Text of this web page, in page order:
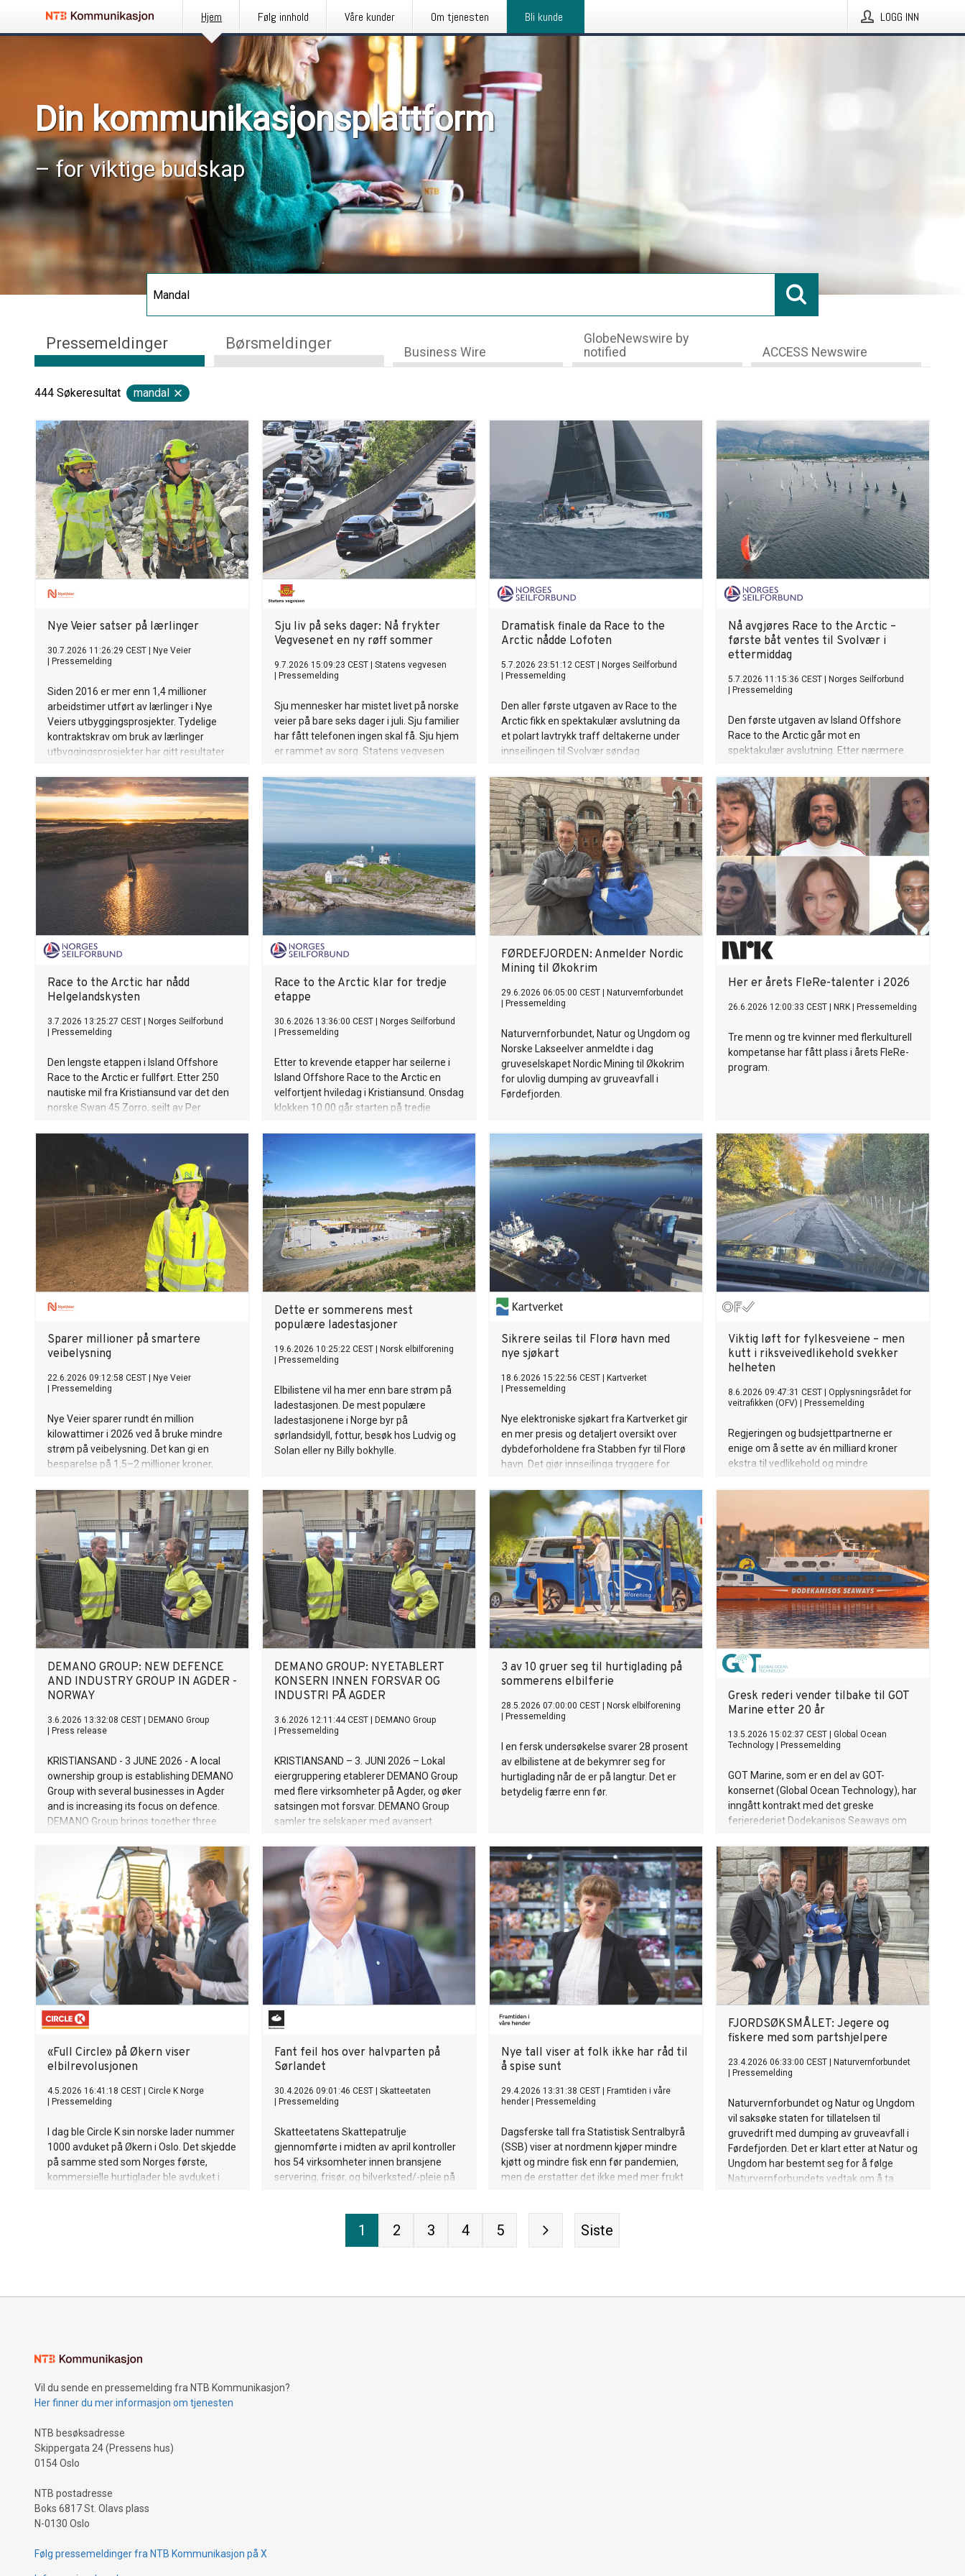
Hjem Følg innhold Våre kunder Om tjenesten Bli kunde LOGG INN
Din kommunikasjonsplattform
– for viktige budskap
Pressemeldinger Børsmeldinger Business Wire
GlobeNewswire by
notified
ACCESS Newswire
444 Søkeresultat mandal
Nye Veier satser på lærlinger
30.7.2026 11:26:29 CEST
Nye Veier
Pressemelding
Siden 2016 er mer enn 1,4 millioner
arbeidstimer utført av lærlinger i Nye
Veiers utbyggingsprosjekter. Tydelige
kontraktskrav om bruk av lærlinger
utbyggingsprosjekter har gitt resultater
lærlinger fagprøve i prosjektet E39
Mandal-Blørstad i Lindesnes, Agder.
Sju liv på seks dager: Nå frykter
Vegvesenet en ny røff sommer
9.7.2026 15:09:23 CEST
Statens vegvesen
Pressemelding
Sju mennesker har mistet livet på norske
veier på bare seks dager i juli. Sju familier
har fått telefonen ingen skal få. Sju hjem
er rammet av sorg. Statens vegvesen
utvikle seg til en ny tragediesommer på
norske veier.
Dramatisk finale da Race to the
Arctic nådde Lofoten
5.7.2026 23:51:12 CEST
Norges Seilforbund
Pressemelding
Den aller første utgaven av Race to the
Arctic fikk en spektakulær avslutning da
et polart lavtrykk traff deltakerne under
innseilingen til Svolvær søndag
Nå avgjøres Race to the Arctic –
første båt ventes til Svolvær i
ettermiddag
5.7.2026 11:15:36 CEST
Norges Seilforbund
Pressemelding
Den første utgaven av Island Offshore
Race to the Arctic går mot en
spektakulær avslutning. Etter nærmere
nærmer de første båtene seg nå målgang
i Svolvær etter den fjerde og siste
etappen fra Sandnessjøen.
Race to the Arctic har nådd
Helgelandskysten
3.7.2026 13:25:27 CEST
Norges Seilforbund
Pressemelding
Den lengste etappen i Island Offshore
Race to the Arctic er fullført. Etter 250
nautiske mil fra Kristiansund var det den
norske Swan 45 Zorro, seilt av Per
Line Honours og ble første båt over
mållinjen ved Tjøtta.
Race to the Arctic klar for tredje
etappe
30.6.2026 13:36:00 CEST
Norges Seilforbund
Pressemelding
Etter to krevende etapper har seilerne i
Island Offshore Race to the Arctic en
velfortjent hviledag i Kristiansund. Onsdag
klokken 10.00 går starten på tredje
FØRDEFJORDEN: Anmelder Nordic
Mining til Økokrim
29.6.2026 06:05:00 CEST
Naturvernforbundet
Pressemelding
Naturvernforbundet, Natur og Ungdom og
Norske Lakseelver anmeldte i dag
gruveselskapet Nordic Mining til Økokrim
for ulovlig dumping av gruveavfall i
Førdefjorden.
Her er årets FleRe-talenter i 2026
26.6.2026 12:00:33 CEST NRK Pressemelding
Tre menn og tre kvinner med flerkulturell
kompetanse har fått plass i årets FleRe-
program.
Sparer millioner på smartere
veibelysning
22.6.2026 09:12:58 CEST
Nye Veier
Pressemelding
Nye Veier sparer rundt én million
kilowattimer i 2026 ved å bruke mindre
strøm på veibelysning. Det kan gi en
besparelse på 1,5–2 millioner kroner,
Samtidig fører det til at lysarmaturene får
lenger levetid.
Dette er sommerens mest
populære ladestasjoner
19.6.2026 10:25:22 CEST
Norsk elbilforening
Pressemelding
Elbilistene vil ha mer enn bare strøm på
ladestasjonen. De mest populære
ladestasjonene i Norge byr på
sørlandsidyll, fottur, besøk hos Ludvig og
Solan eller ny Billy bokhylle.
Sikrere seilas til Florø havn med
nye sjøkart
18.6.2026 15:22:56 CEST
Kartverket
Pressemelding
Nye elektroniske sjøkart fra Kartverket gir
en mer presis og detaljert oversikt over
dybdeforholdene fra Stabben fyr til Florø
havn. Det gjør innseilinga tryggere for
Viktig løft for fylkesveiene – men
kutt i riksveivedlikehold svekker
helheten
8.6.2026 09:47:31 CEST
Opplysningsrådet for
veitrafikken (OFV)
Pressemelding
Regjeringen og budsjettpartnerne er
enige om å sette av én milliard kroner
ekstra til vedlikehold og mindre
Opplysningsrådet for veitrafikken mener
advarer mot at styrkingen skjer samtidig
som vedlikeholdet av riksveiene kuttes
med 350 millioner kroner.
DEMANO GROUP: NEW DEFENCE
AND INDUSTRY GROUP IN AGDER -
NORWAY
3.6.2026 13:32:08 CEST
DEMANO Group
Press release
KRISTIANSAND - 3 JUNE 2026 - A local
ownership group is establishing DEMANO
Group with several businesses in Agder
and is increasing its focus on defence.
DEMANO Group brings together three
capabilities within defence, emergency
preparedness, industry, offshore and
maritime sectors. The companies
generate approximately NOK 375 million
in revenue, and the goal is a significant
increase within the defence sector in the
years ahead.
DEMANO GROUP: NYETABLERT
KONSERN INNEN FORSVAR OG
INDUSTRI PÅ AGDER
3.6.2026 12:11:44 CEST
DEMANO Group
Pressemelding
KRISTIANSAND – 3. JUNI 2026 – Lokal
eiergruppering etablerer DEMANO Group
med flere virksomheter på Agder, og øker
satsingen mot forsvar. DEMANO Group
samler tre selskaper med avansert
industri, offshore og maritim. Selskapene
omsetter for cirka 375 millioner kroner, og
målet er en kraftig økning innen
forsvarssektoren i årene fremover.
3 av 10 gruer seg til hurtiglading på
sommerens elbilferie
28.5.2026 07:00:00 CEST
Norsk elbilforening
Pressemelding
I en fersk undersøkelse svarer 28 prosent
av elbilistene at de bekymrer seg for
hurtiglading når de er på langtur. Det er
betydelig færre enn før.
Gresk rederi vender tilbake til GOT
Marine etter 20 år
13.5.2026 15:02:37 CEST
Global Ocean
Technology
Pressemelding
GOT Marine, som er en del av GOT-
konsernet (Global Ocean Technology), har
inngått kontrakt med det greske
ferjerederiet Dodekanisos Seaways om
passasjerkatamaran med plass til over
300 passasjerer. Kontrakten har en verdi i
underkant av 200 millioner kroner,
byggingen starter umiddelbart og levering
er planlagt høsten 2027.
«Full Circle» på Økern viser
elbilrevolusjonen
4.5.2026 16:41:18 CEST
Circle K Norge
Pressemelding
I dag ble Circle K sin norske lader nummer
1000 avduket på Økern i Oslo. Det skjedde
på samme sted som Norges første,
kommersielle hurtiglader ble avduket i
Fant feil hos over halvparten på
Sørlandet
30.4.2026 09:01:46 CEST
Skatteetaten
Pressemelding
Skatteetatens Skattepatrulje
gjennomførte i midten av april kontroller
hos 54 virksomheter innen bransjene
servering, frisør, og bilverksted/-pleie på
Nye tall viser at folk ikke har råd til
å spise sunt
29.4.2026 13:31:38 CEST
Framtiden i våre
hender
Pressemelding
Dagsferske tall fra Statistisk Sentralbyrå
(SSB) viser at nordmenn kjøper mindre
kjøtt og mindre fisk enn før pandemien,
men de erstatter det ikke med mer frukt
folkehelsa.
FJORDSØKSMÅLET: Jegere og
fiskere med som partshjelpere
23.4.2026 06:33:00 CEST
Naturvernforbundet
Pressemelding
Naturvernforbundet og Natur og Ungdom
vil saksøke staten for tillatelsen til
gruvedrift med dumping av gruveavfall i
Førdefjorden. Det er klart etter at Natur og
Ungdom har bestemt seg for å følge
Naturvernforbundets vedtak om å ta
1 2 3 4 5 Siste
Vil du sende en pressemelding fra NTB Kommunikasjon?
Her finner du mer informasjon om tjenesten
NTB besøksadresse
Skippergata 24 (Pressens hus)
0154 Oslo
NTB postadresse
Boks 6817 St. Olavs plass
N-0130 Oslo
Følg pressemeldinger fra NTB Kommunikasjon på X